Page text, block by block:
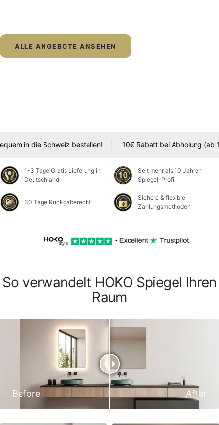
ALLE ANGEBOTE ANSEHEN
bequem in die Schweiz bestellen! 10€ Rabatt bei
1-3 Tage Gratis Lieferung in
Deutschland
Seit mehr als 10 Jahren
Spiegel-Profi
30 Tage Rückgaberecht
Sichere & flexible
Zahlungsmethoden
So verwandelt HOKO Spiegel Ihren
Raum
After
Before